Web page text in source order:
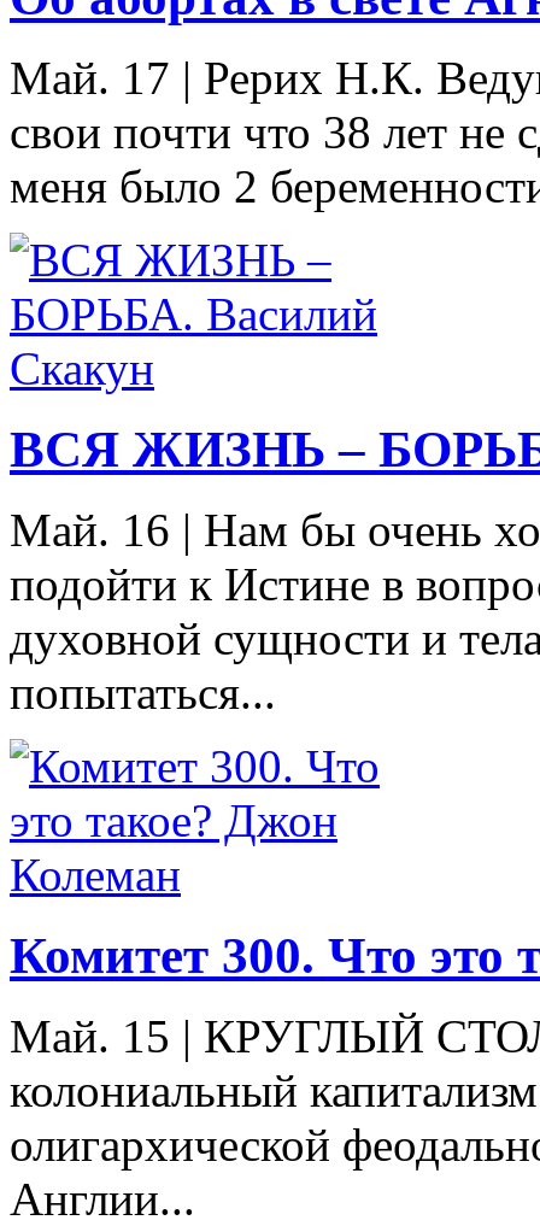
Май. 17 | Рерих Н.К.
свои почти что 38 лет не
меня было 2
ВСЯ ЖИЗНЬ –
Май. 16 | Нам бы очень
подойти к Истине в
духовной сущности и
попытаться...
Комитет 300. Что это
Май. 15 | КРУГЛЫЙ СТОЛ
колониальный
олигархической
Англии...